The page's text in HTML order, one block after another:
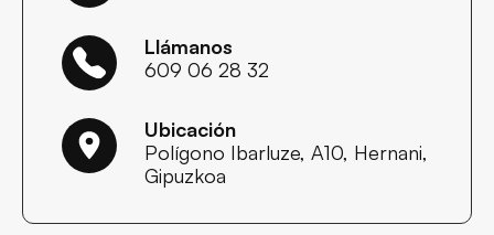
Llámanos
609 06 28 32
Ubicación
Polígono Ibarluze, A10, Hernani,
Gipuzkoa